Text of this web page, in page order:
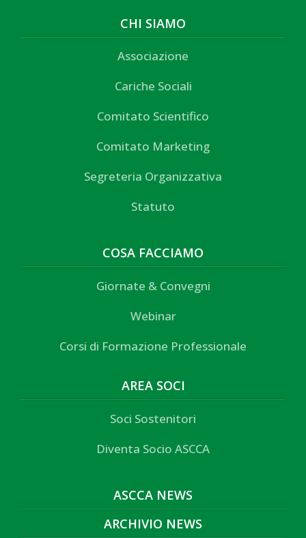
CHI SIAMO
Associazione
Cariche Sociali
Comitato Scientifico
Comitato Marketing
Segreteria Organizzativa
Statuto
COSA FACCIAMO
Giornate & Convegni
Webinar
Corsi di Formazione Professionale
AREA SOCI
Soci Sostenitori
Diventa Socio ASCCA
ASCCA NEWS
ARCHIVIO NEWS